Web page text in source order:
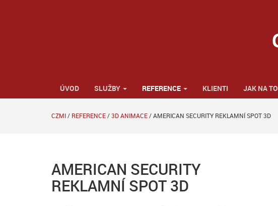
ÚVOD SLUŽBY REFERENCE KLIENTI JAK NA TO
CZMI/ REFERENCE/3D ANIMACE/AMERICAN SECURITY REKLAMNÍ SPOT 3D
AMERICAN SECURITY
REKLAMNÍ SPOT 3D